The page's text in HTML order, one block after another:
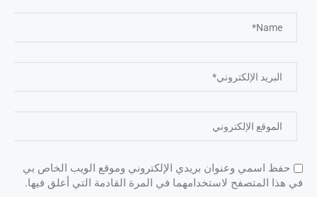
حفظ اسمي وعنوان بريدي الإلكتروني وموقع الويب الخاص بي
في هذا المتصفح لاستخدامهما في المرة القادمة التي أعلق فيها.